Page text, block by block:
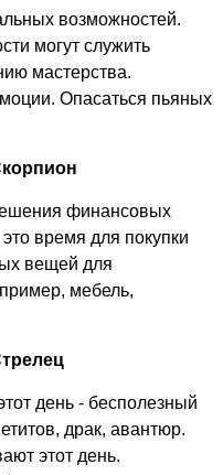
возможностей.
могут служить
мастерства.
Опасаться пьяных
финансовых
время для покупки
вещей для
мебель,
день - бесполезный
драк, авантюр.
этот день.